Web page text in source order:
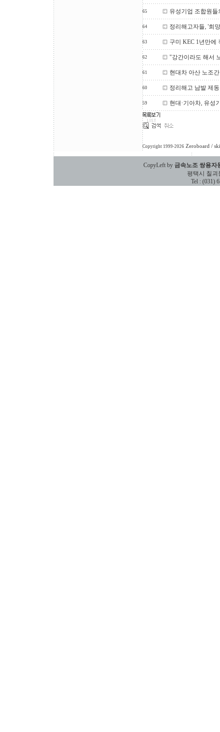
65 유성기업 조합원들
64 정리해고자들, '희
63 구미 KEC 1년만에
62 "강간이라도 해서
61 현대차 아산 노조
60 정리해고 남발 제
59 현대·기아차, 유성
Copyright 1999-2026 Zeroboard /
CopyLeft by 금속노조 쌍용자
평택시 칠괴동
Tel : (031)